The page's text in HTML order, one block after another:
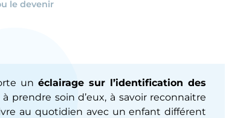
le devenir
unéclairage sur l’identification des
prendre soin d’eux, à savoir reconnaitre
au quotidien avec un enfant différent